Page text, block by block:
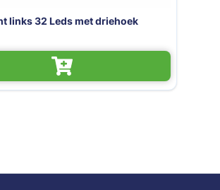
Achterlicht links 32 Leds met